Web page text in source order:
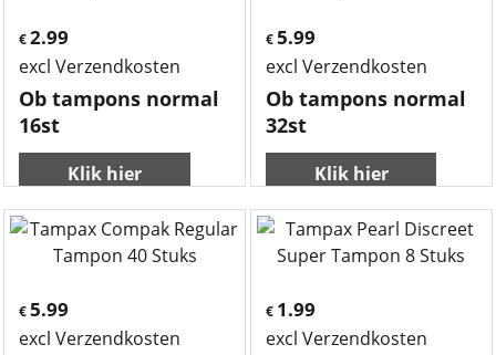
€ 2.99
excl Verzendkosten
Ob tampons normal
16st
Klik hier
€5.99
excl Verzendkosten
Ob tampons normal
32st
Klik hier
€ 5.99
excl Verzendkosten
€ 1.99
excl Verzendkosten